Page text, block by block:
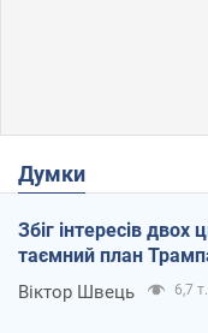
Думки
Збіг інтересів двох
таємний план
Віктор Швець 6,7 т.